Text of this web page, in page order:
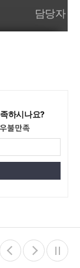
담당자
하시나요?
불만족